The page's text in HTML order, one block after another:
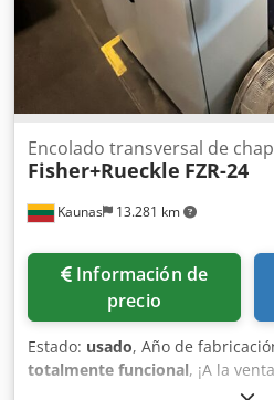
energía Energía eléctrica 6,2
NL/min. Dimensiones y peso
3500 mm Crsdpoy Tpb Rsfx Al
1530 mm Altura de mesa de
Peso neto, aprox. 2500 kg
Kaunas 13.281 km
Encolado transversal de
Fisher+Rueckle FZR-24
Información de
precio
Estado: usado, Año de
totalmente funcional, ¡A la
transversal de chapa